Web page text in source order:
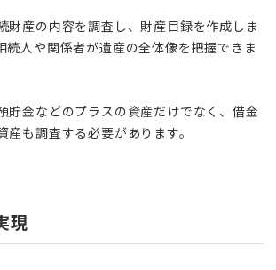
財産の内容を調査し、財産目録を作成しま
続人や関係者が遺産の全体像を把握できま
貯金などのプラスの資産だけでなく、借金
産も調査する必要があります。
現